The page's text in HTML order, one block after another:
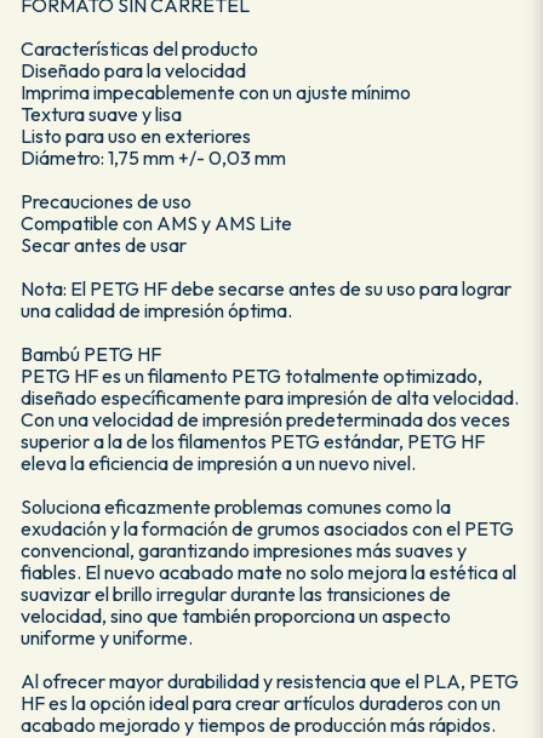
Características del producto
Diseñado para la velocidad
Imprima impecablemente con un ajuste mínimo
Textura suave y lisa
Listo para uso en exteriores
Diámetro: 1,75 mm +/- 0,03 mm
Precauciones de uso
Compatible con AMS y AMS Lite
Secar antes de usar
Nota: El PETG HF debe secarse antes de su uso para lograr
una calidad de impresión óptima.
Bambú PETG HF
PETG HF es un filamento PETG totalmente optimizado,
diseñado específicamente para impresión de alta velocidad.
Con una velocidad de impresión predeterminada dos veces
superior a la de los filamentos PETG estándar, PETG HF
eleva la eficiencia de impresión a un nuevo nivel.
Soluciona eficazmente problemas comunes como la
exudación y la formación de grumos asociados con el PETG
convencional, garantizando impresiones más suaves y
fiables. El nuevo acabado mate no solo mejora la estética al
suavizar el brillo irregular durante las transiciones de
velocidad, sino que también proporciona un aspecto
uniforme y uniforme.
Al ofrecer mayor durabilidad y resistencia que el PLA, PETG
HF es la opción ideal para crear artículos duraderos con un
acabado mejorado y tiempos de producción más rápidos.